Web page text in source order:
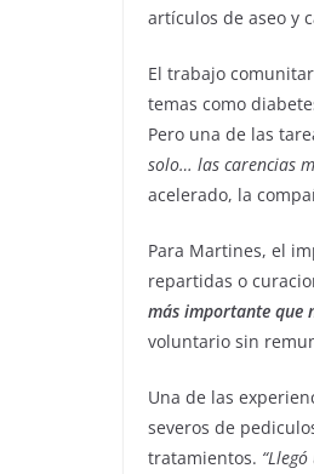
artículos de aseo y
El trabajo
temas como
Pero una de las
solo… las carencias
acelerado, la
Para Martines, el
repartidas o
más importante que
voluntario sin
Una de las
severos de
tratamientos.